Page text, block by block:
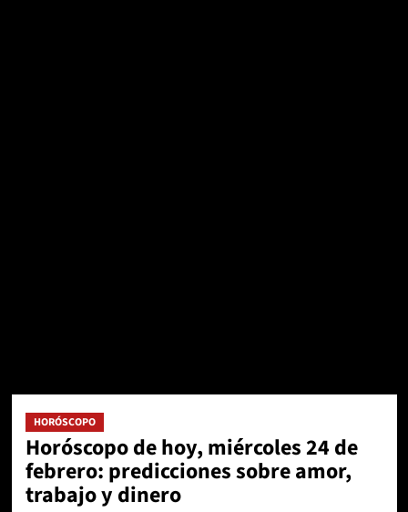
HORÓSCOPO
Horóscopo de hoy, miércoles 24 de
febrero: predicciones sobre amor,
trabajo y dinero